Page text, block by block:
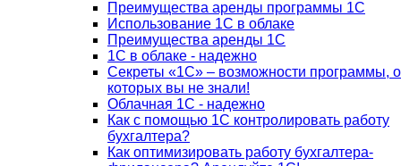
Преимущества аренды программы 1С
Использование 1С в облаке
Преимущества аренды 1С
1С в облаке - надежно
Секреты «1С» – возможности программы, о
которых вы не знали!
Облачная 1С - надежно
Как с помощью 1С контролировать работу
бухгалтера?
Как оптимизировать работу бухгалтера-